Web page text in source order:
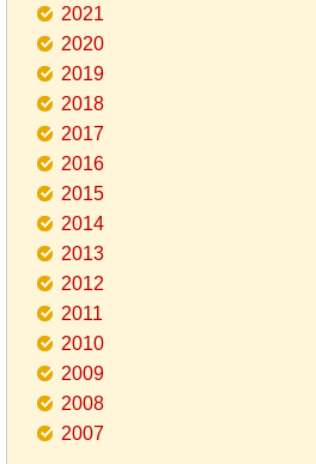
2021
2020
2019
2018
2017
2016
2015
2014
2013
2012
2011
2010
2009
2008
2007